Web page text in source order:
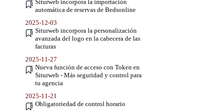
Siturweb incorpora la importación
automática de reservas de Bedsonline
2025-12-03
Siturweb incorpora la personalización
avanzada del logo en la cabecera de las
facturas
2025-11-27
Nueva función de acceso con Token en
Siturweb - Más seguridad y control para
tu agencia
2025-11-21
Obligatoriedad de control horario